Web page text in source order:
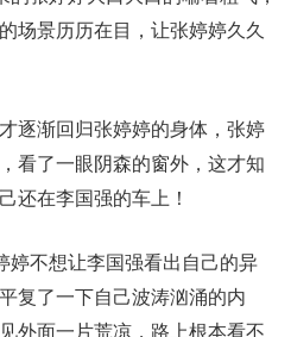
场景历历在目，让张婷婷久久
逐渐回归张婷婷的身体，张婷
看了一眼阴森的窗外，这才知
还在李国强的车上！
婷不想让李国强看出自己的异
复了一下自己波涛汹涌的内
外面一片荒凉，路上根本看不